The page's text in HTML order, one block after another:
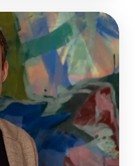
FDP), Cord
der FDP
Mogwitz
der FDP
Wege zu
Unter dem
Bauen und